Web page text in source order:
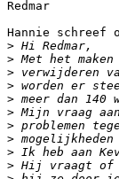
Redmar
Hannie schreef
>
>
>
>
>
>
>
>
>
>